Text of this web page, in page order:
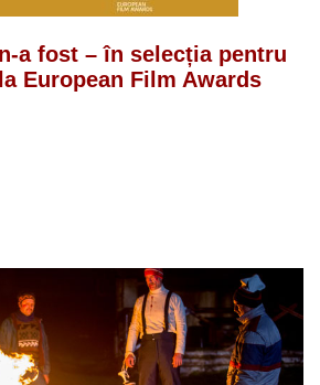
a fost – în selecția pentru
European Film Awards